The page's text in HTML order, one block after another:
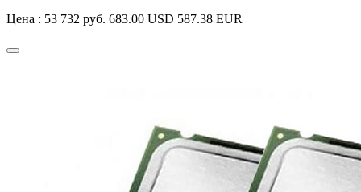
Цена : 53 732 руб. 683.00 USD 587.38 EUR